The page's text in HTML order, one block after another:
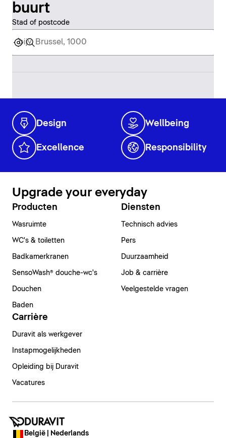
buurt
Stad of postcode
Design Wellbeing
Excellence Responsibility
Upgrade your everyday
Producten
Wasruimte
WC's & toiletten
Badkamerkranen
SensoWash® douche-wc's
Douchen
Baden
Diensten
Technisch advies
Pers
Duurzaamheid
Job & carrière
Veelgestelde vragen
Carrière
Duravit als werkgever
Instapmogelijkheden
Opleiding bij Duravit
Vacatures
België | Nederlands